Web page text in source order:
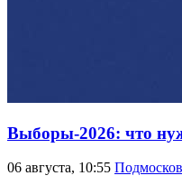
Выборы-2026: что
06 августа, 10:55